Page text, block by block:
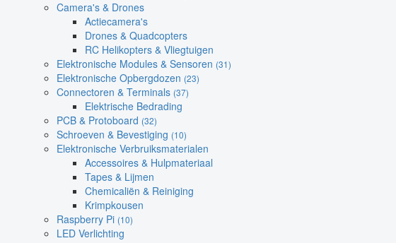
Camera's & Drones
Actiecamera's
Drones & Quadcopters
RC Helikopters & Vliegtuigen
Elektronische Modules & Sensoren (31)
Elektronische Opbergdozen (23)
Connectoren & Terminals (37)
Elektrische Bedrading
PCB & Protoboard (32)
Schroeven & Bevestiging (10)
Elektronische Verbruiksmaterialen
Accessoires & Hulpmateriaal
Tapes & Lijmen
Chemicaliën & Reiniging
Krimpkousen
Raspberry Pi (10)
LED Verlichting